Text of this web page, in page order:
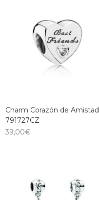
Charm Corazón de Amistad
791727CZ
39,00€